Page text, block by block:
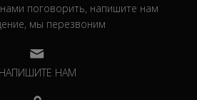
поговорить, напишите нам
мы перезвоним
НАПИШИТЕ НАМ